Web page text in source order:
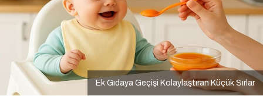
Ek Gıdaya Geçişi Kolaylaştıran Küçük Sırlar